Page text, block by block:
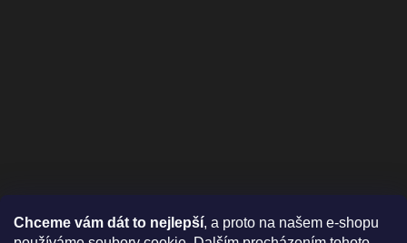
Chceme vám dát to nejlepší, a proto na našem e-shopu